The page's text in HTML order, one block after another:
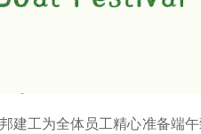
建工为全体员工精心准备端